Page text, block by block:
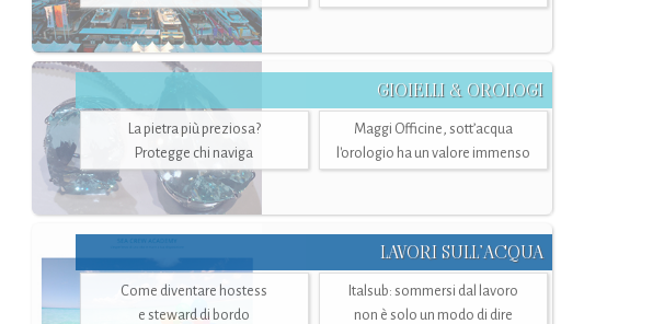
GIOIELLI & OROLOGI
La pietra più preziosa?
Protegge chi naviga
Maggi Officine, sott’acqua
l'orologio ha un valore immenso
LAVORI SULL’ACQUA
Come diventare hostess
e steward di bordo
Italsub: sommersi dal lavoro
non è solo un modo di dire